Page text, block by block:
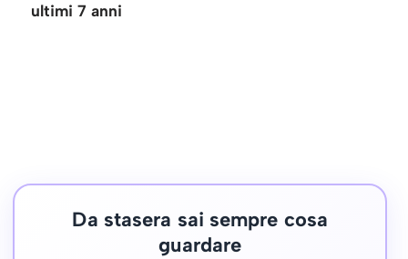
ultimi 7 anni
Da stasera sai sempre cosa
guardare